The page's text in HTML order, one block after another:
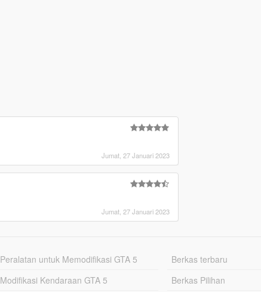
Jumat, 27 Januari 2023
Jumat, 27 Januari 2023
Peralatan untuk Memodifikasi GTA 5
Modifikasi Kendaraan GTA 5
Berkas terbaru
Berkas Pilihan